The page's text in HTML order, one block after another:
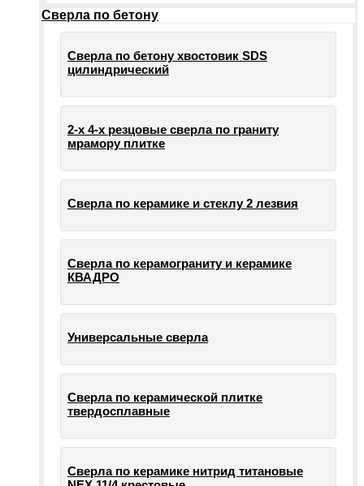
Сверла по бетону
Сверла по бетону хвостовик SDS
цилиндрический
2-х 4-х резцовые сверла по граниту
мрамору плитке
Сверла по керамике и стеклу 2 лезвия
Сверла по керамограниту и керамике
КВАДРО
Универсальные сверла
Сверла по керамической плитке
твердосплавные
Сверла по керамике нитрид титановые